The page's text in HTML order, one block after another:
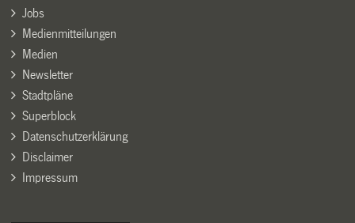
Jobs
Medienmitteilungen
Medien
Newsletter
Stadtpläne
Superblock
Datenschutzerklärung
Disclaimer
Impressum